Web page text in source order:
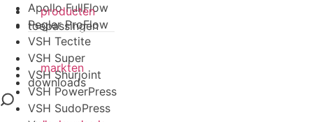
toepassingen
downloads
producten
markten
Apollo FullFlow
Pegler ProFlow
VSH Tectite
VSH Super
VSH Shurjoint
VSH PowerPress
VSH SudoPress